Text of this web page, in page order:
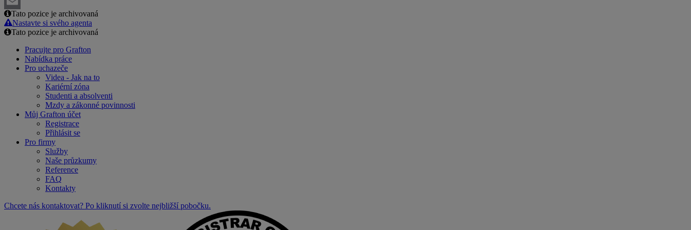
Email
Tato pozice je archivovaná
Nastavte si svého agenta
Tato pozice je archivovaná
Pracujte pro Grafton
Nabídka práce
Pro uchazeče
Videa - Jak na to
Kariérní zóna
Studenti a absolventi
Mzdy a zákonné povinnosti
Můj Grafton účet
Registrace
Přihlásit se
Pro firmy
Služby
Naše průzkumy
Reference
FAQ
Kontakty
Chcete nás kontaktovat? Po kliknutí si zvolte nejbližší pobočku.